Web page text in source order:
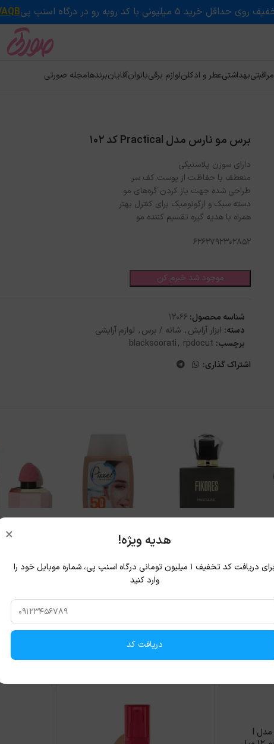
مراقبتیبهداشتیعطر و ادکلنلوازم برقیبانوانآقایانبرندهامجله صورتی
برس مو نارس مدل Practical کد 102
دارای سوزن پلاستیکی
منعطف با حفاظت از پوست کف سر
طراحی شده جهت باز کردن گره‌های مو
دسته سبک و ارگونومیک برای کنترل بهتر
همراه با هدیه گیره تقسیم کننده مو
6262792302852
موجود شد خبرم کن
شناسه محصول: 12066
دسته: ابزار آرایش, شانه / برس, لوازم آرایشی
برچسب:
blacksoorati, rpdocut
اشتراک گذاری:
ريمل حجم دهنده اسنس مدل I
× هدیه ویژه!
برای دریافت کد تخفیف ۱ میلیون تومانی درگاه اسنپ پی، شماره موبایل خود را
وارد کنید
دریافت کد